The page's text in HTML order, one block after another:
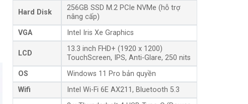
Hard Disk
256GB SSD M.2 PCIe NVMe (hỗ trợ
nâng cấp)
VGA
Intel Iris Xe Graphics
LCD
13.3 inch FHD+ (1920 x 1200)
TouchScreen, IPS, Anti-Glare, 250 nits
OS
Windows 11 Pro bản quyền
Wifi
Intel Wi-Fi 6E AX211, Bluetooth 5.3